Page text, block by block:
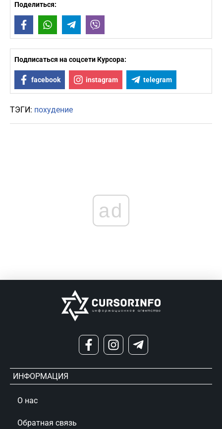
Поделиться:
FacebookWhatsAppTelegram
Подписаться на соцсети Курсора:
facebook instagram telegram
ТЭГИ: похудение
ad
ИНФОРМАЦИЯ
О нас
Обратная связь